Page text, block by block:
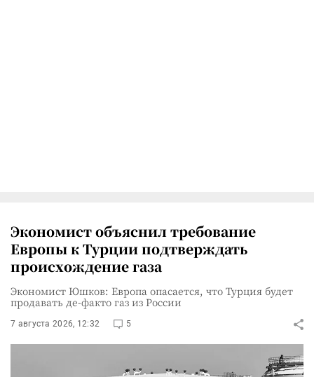
Экономист объяснил требование
Европы к Турции подтверждать
происхождение газа
Экономист Юшков: Европа опасается, что Турция будет
продавать де-факто газ из России
7 августа 2026, 12:32 5